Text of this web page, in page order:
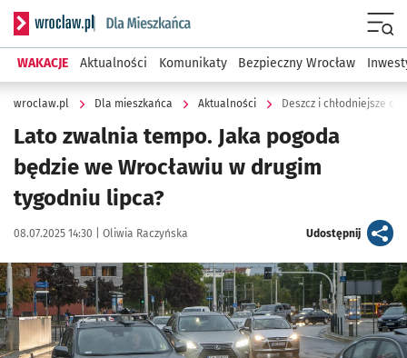
Serwis informacyjny wroclaw.pl podserwis: Dla mieszkańca
WAKACJE Aktualności Komunikaty Bezpieczny Wrocław
wroclaw.pl Dla mieszkańca Aktualności Deszcz i chłodniejsze
Lato zwalnia tempo. Jaka pogoda
będzie we Wrocławiu w drugim
tygodniu lipca?
Data publikacji:
08.07.2025 14:30 | Autor:
Oliwia Raczyńska Udostępnijartykuł
Kliknij, aby powiększyć